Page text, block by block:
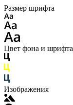
Размер шрифта
Цвет фона и шрифта
Изображения